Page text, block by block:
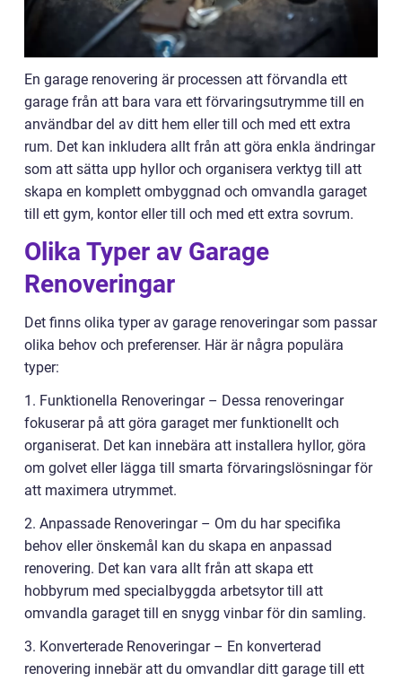
En garage renovering är processen att förvandla ett
garage från att bara vara ett förvaringsutrymme till en
användbar del av ditt hem eller till och med ett extra
rum. Det kan inkludera allt från att göra enkla ändringar
som att sätta upp hyllor och organisera verktyg till att
skapa en komplett ombyggnad och omvandla garaget
till ett gym, kontor eller till och med ett extra sovrum.
Olika Typer av Garage
Renoveringar
Det finns olika typer av garage renoveringar som passar
olika behov och preferenser. Här är några populära
typer:
1. Funktionella Renoveringar – Dessa renoveringar
fokuserar på att göra garaget mer funktionellt och
organiserat. Det kan innebära att installera hyllor, göra
om golvet eller lägga till smarta förvaringslösningar för
att maximera utrymmet.
2. Anpassade Renoveringar – Om du har specifika
behov eller önskemål kan du skapa en anpassad
renovering. Det kan vara allt från att skapa ett
hobbyrum med specialbyggda arbetsytor till att
omvandla garaget till en snygg vinbar för din samling.
3. Konverterade Renoveringar – En konverterad
renovering innebär att du omvandlar ditt garage till ett